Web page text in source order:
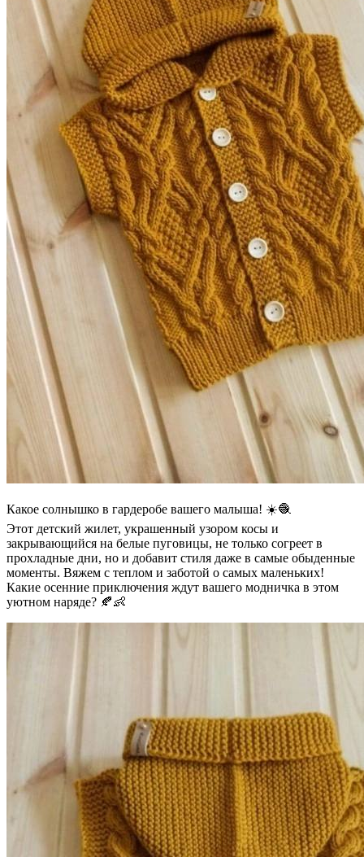
Какое солнышко в гардеробе вашего малыша! ☀️🧶
Этот детский жилет, украшенный узором косы и
закрывающийся на белые пуговицы, не только согреет в
прохладные дни, но и добавит стиля даже в самые обыденные
моменты. Вяжем с теплом и заботой о самых маленьких!
Какие осенние приключения ждут вашего модничка в этом
уютном наряде? 🍂👶